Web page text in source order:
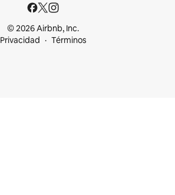
© 2026 Airbnb, Inc.
Privacidad
Términos